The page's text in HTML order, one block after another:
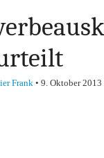
Frank• 9. Oktober 2013